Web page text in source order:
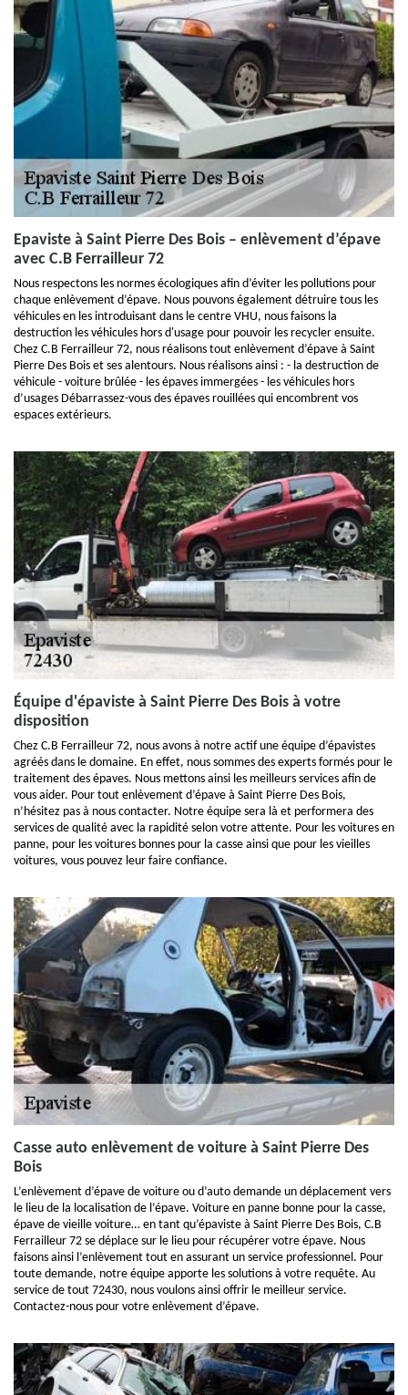
Epaviste à Saint Pierre Des Bois – enlèvement d’épave
avec C.B Ferrailleur 72
Nous respectons les normes écologiques afin d’éviter les pollutions pour
chaque enlèvement d’épave. Nous pouvons également détruire tous les
véhicules en les introduisant dans le centre VHU, nous faisons la
destruction les véhicules hors d'usage pour pouvoir les recycler ensuite.
Chez C.B Ferrailleur 72, nous réalisons tout enlèvement d’épave à Saint
Pierre Des Bois et ses alentours. Nous réalisons ainsi : - la destruction de
véhicule - voiture brûlée - les épaves immergées - les véhicules hors
d’usages Débarrassez-vous des épaves rouillées qui encombrent vos
espaces extérieurs.
Équipe d'épaviste à Saint Pierre Des Bois à votre
disposition
Chez C.B Ferrailleur 72, nous avons à notre actif une équipe d’épavistes
agréés dans le domaine. En effet, nous sommes des experts formés pour le
traitement des épaves. Nous mettons ainsi les meilleurs services afin de
vous aider. Pour tout enlèvement d’épave à Saint Pierre Des Bois,
n’hésitez pas à nous contacter. Notre équipe sera là et performera des
services de qualité avec la rapidité selon votre attente. Pour les voitures en
panne, pour les voitures bonnes pour la casse ainsi que pour les vieilles
voitures, vous pouvez leur faire confiance.
Casse auto enlèvement de voiture à Saint Pierre Des
Bois
L’enlèvement d’épave de voiture ou d’auto demande un déplacement vers
le lieu de la localisation de l’épave. Voiture en panne bonne pour la casse,
épave de vieille voiture… en tant qu’épaviste à Saint Pierre Des Bois, C.B
Ferrailleur 72 se déplace sur le lieu pour récupérer votre épave. Nous
faisons ainsi l’enlèvement tout en assurant un service professionnel. Pour
toute demande, notre équipe apporte les solutions à votre requête. Au
service de tout 72430, nous voulons ainsi offrir le meilleur service.
Contactez-nous pour votre enlèvement d’épave.